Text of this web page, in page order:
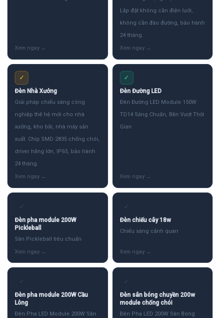
Lắp đặt không cần điện lưới,
không cần đào đường, bảo hành
24 tháng.
✓
Đèn Nhà Xưởng
Giải pháp chiếu sáng công
nghiệp thế hệ mới cho nhà
xưởng, kho bãi, nhà máy sản
xuất. Chip SMD 2835 chống chói,
driver hãng lớn, IP65, bảo hành
24 tháng.
✓
Đèn Đường LED
Đèn Đường LED Module 150W
TD14 Sáng Chuẩn, Bền Vượt Thời
Gian
✓
Đèn pha module 200W
Pickleball
Sân Pickleball tiêu chuẩn
✓
Đèn chiếu cây 18w
Chiếu sáng cảnh quan
✓
Đèn pha module 200W Cầu
Lông
Đèn Pha LED Module 200W Sân
✓
Đèn sân bóng chuyền 200w
module chống chói
Đèn Pha LED 200W Sân Bóng